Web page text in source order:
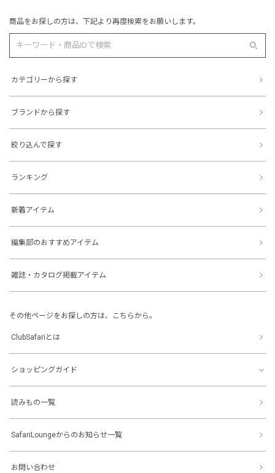
商品をお探しの方は、下記より再度検索をお願いします。
カテゴリーから探す
ブランドから探す
絞り込んで探す
ランキング
新着アイテム
編集部のおすすめアイテム
雑誌・カタログ掲載アイテム
その他ページをお探しの方は、こちらから。
ClubSafariとは
ショッピングガイド
読みもの一覧
SafariLoungeからのお知らせ一覧
お問い合わせ